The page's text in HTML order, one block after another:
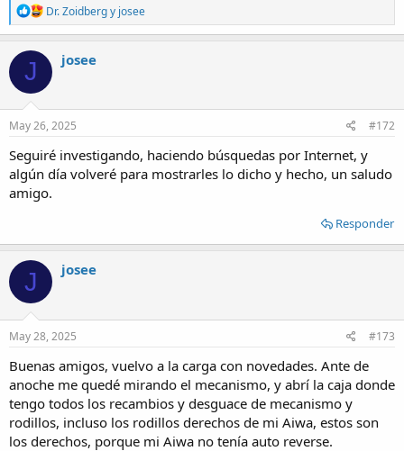
R
e
a
c
i
n
s
Dr. Zoidbergy josee
J josee
May 26, 2025 #172
Seguiré investigando, haciendo búsquedas por Internet, y
algún día volveré para mostrarles lo dicho y hecho, un saludo
amigo.
Responder
J josee
May 28, 2025 #173
Buenas amigos, vuelvo a la carga con novedades. Ante de
anoche me quedé mirando el mecanismo, y abrí la caja donde
tengo todos los recambios y desguace de mecanismo y
rodillos, incluso los rodillos derechos de mi Aiwa, estos son
los derechos, porque mi Aiwa no tenía auto reverse.